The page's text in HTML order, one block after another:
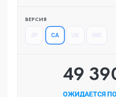
ВЕРСИЯ
CA
49
ОЖИДАЕТСЯ